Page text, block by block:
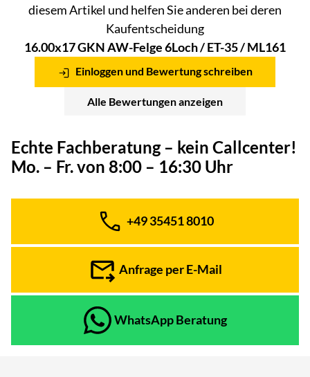
diesem Artikel und helfen Sie anderen bei deren
Kaufentscheidung
16.00x17 GKN AW-Felge 6Loch / ET-35 / ML161
Einloggen und Bewertung schreiben
Alle Bewertungen anzeigen
Echte Fachberatung – kein Callcenter!
Mo. – Fr. von 8:00 – 16:30 Uhr
Telefon:
+49 35451 8010
Anfrage per E-Mail
WhatsApp Beratung